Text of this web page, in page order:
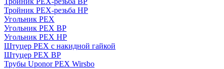
Тройник PEX-резьба НР
Угольник PEX
Угольник PEX ВР
Угольник PEX НР
Штуцер PEX c накидной гайкой
Штуцер PEX ВР
Трубы Uponor PEX Wirsbo